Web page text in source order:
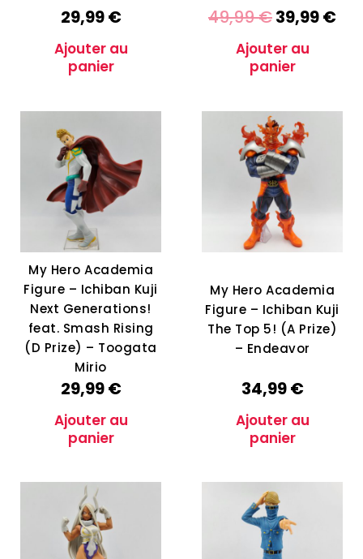
29,99€
Ajouter au
panier
49,99€39,99€
Ajouter au
panier
My Hero Academia
Figure – Ichiban Kuji
Next Generations!
feat. Smash Rising
(D Prize) – Toogata
Mirio
29,99€
Ajouter au
panier
My Hero Academia
Figure – Ichiban Kuji
The Top 5! (A Prize)
– Endeavor
34,99€
Ajouter au
panier